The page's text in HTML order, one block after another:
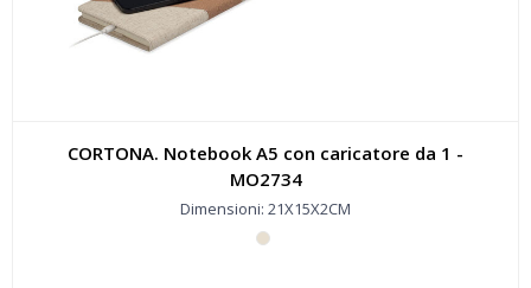
CORTONA. Notebook A5 con caricatore da 1 -
MO2734
Dimensioni: 21X15X2CM